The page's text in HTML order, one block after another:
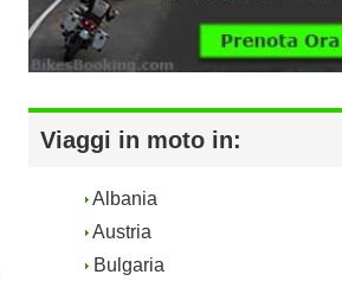
Viaggi in moto in:
Albania
Austria
Bulgaria